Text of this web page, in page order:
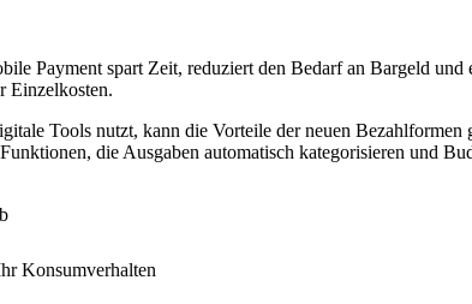
Payment spart Zeit, reduziert den Bedarf an Bargeld
Einzelkosten.
Tools nutzt, kann die Vorteile der neuen
die Ausgaben automatisch kategorisieren und
Konsumverhalten